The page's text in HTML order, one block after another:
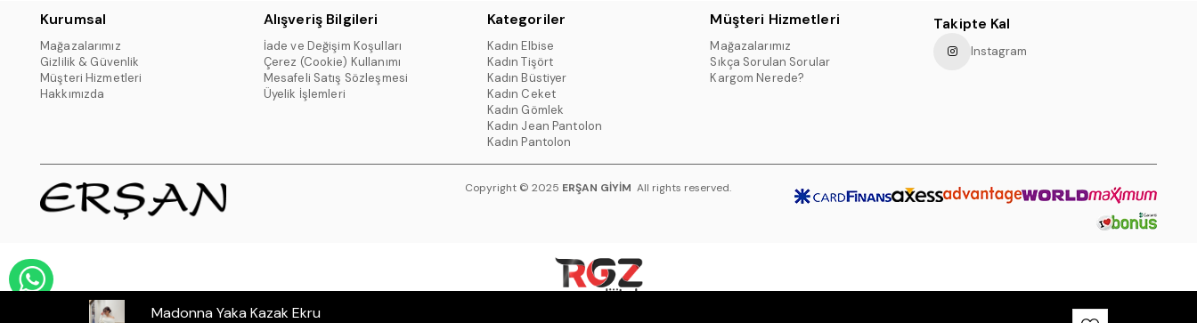
Kurumsal
Mağazalarımız
Gizlilik & Güvenlik
Müşteri Hizmetleri
Hakkımızda
Alışveriş Bilgileri
İade ve Değişim Koşulları
Çerez (Cookie) Kullanımı
Mesafeli Satış Sözleşmesi
Üyelik İşlemleri
Kategoriler
Kadın Elbise
Kadın Tişört
Kadın Büstiyer
Kadın Ceket
Kadın Gömlek
Kadın Jean Pantolon
Kadın Pantolon
Müşteri Hizmetleri
Mağazalarımız
Sıkça Sorulan Sorular
Kargom Nerede?
Takipte Kal
Instagram
Copyright © 2025 ERŞAN GİYİM All rights reserved.
Madonna Yaka Kazak Ekru